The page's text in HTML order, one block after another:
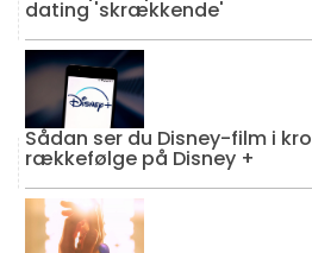
dating 'skrækkende'
Sådan ser du Disney-film i
rækkefølge på Disney +